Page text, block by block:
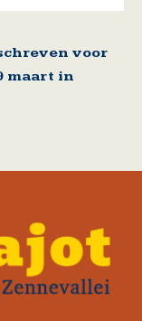
voor
maart in